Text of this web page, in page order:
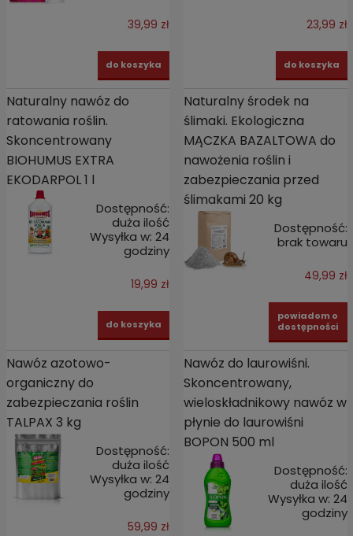
39,99 zł
do koszyka
23,99 zł
do koszyka
Naturalny nawóz do
ratowania roślin.
Skoncentrowany
BIOHUMUS EXTRA
EKODARPOL 1 l
Dostępność:
duża ilość
Wysyłka w: 24
godziny
19,99 zł
do koszyka
Naturalny środek na
ślimaki. Ekologiczna
MĄCZKA BAZALTOWA do
nawożenia roślin i
zabezpieczania przed
ślimakami 20 kg
Dostępność:
brak towaru
49,99 zł
powiadom o
dostępności
Nawóz azotowo-
organiczny do
zabezpieczania roślin
TALPAX 3 kg
Dostępność:
duża ilość
Wysyłka w: 24
godziny
59,99 zł
Nawóz do laurowiśni.
Skoncentrowany,
wieloskładnikowy nawóz w
płynie do laurowiśni
BOPON 500 ml
Dostępność:
duża ilość
Wysyłka w: 24
godziny